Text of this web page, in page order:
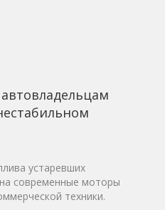
устаревших
современные моторы
техники.